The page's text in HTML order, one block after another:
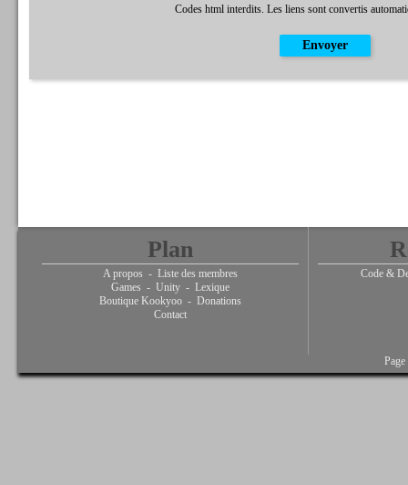
Codes html interdits. Les liens sont convertis
Plan
A propos - Liste des membres
Games - Unity - Lexique
Boutique Kookyoo - Donations
Contact
Code &